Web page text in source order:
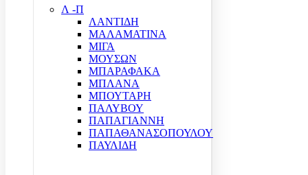
Λ -Π
ΛΑΝΤΙΔΗ
ΜΑΛΑΜΑΤΙΝΑ
ΜΙΓΑ
ΜΟΥΣΩΝ
ΜΠΑΡΑΦΑΚΑ
ΜΠΛΑΝΑ
ΜΠΟΥΤΑΡΗ
ΠΑΛΥΒΟΥ
ΠΑΠΑΓΙΑΝΝΗ
ΠΑΠΑΘΑΝΑΣΟΠΟΥΛΟΥ
ΠΑΥΛΙΔΗ